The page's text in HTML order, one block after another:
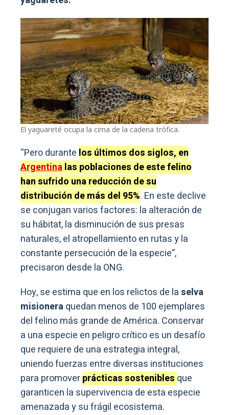
El yaguareté ocupa la cima de la cadena trófica.
“Pero durante los últimos dos siglos, en
Argentinalas poblaciones de este felino
han sufrido una reducción de su
distribución de más del 95%. En este declive
se conjugan varios factores: la alteración de
su hábitat, la disminución de sus presas
naturales, el atropellamiento en rutas y la
constante persecución de la especie”,
precisaron desde la ONG.
Hoy, se estima que en los relictos de laselva
misioneraquedan menos de 100 ejemplares
del felino más grande de América. Conservar
a una especie en peligro crítico es un desafío
que requiere de una estrategia integral,
uniendo fuerzas entre diversas instituciones
para promoverprácticas sostenibles que
garanticen la supervivencia de esta especie
amenazada y su frágil ecosistema.